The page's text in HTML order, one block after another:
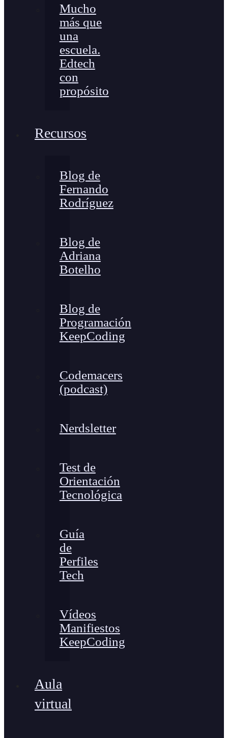
Mucho
más que
una
escuela.
Edtech
con
propósito
Recursos
Blog de
Fernando
Rodríguez
Blog de
Adriana
Botelho
Blog de
Programación
KeepCoding
Codemacers
(podcast)
Nerdsletter
Test de
Orientación
Tecnológica
Guía
de
Perfiles
Tech
Vídeos
Manifiestos
KeepCoding
Aula
virtual